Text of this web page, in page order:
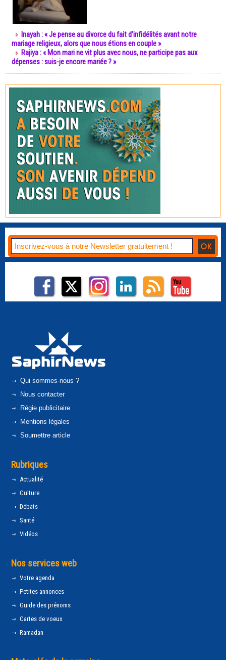
Inayah : « Je pense au divorce du fait d’infidélités avant notre
mariage religieux, alors que nous étions en couple »
Rajiya : « Mon mari ne vit plus avec nous, ne participe pas aux
dépenses : suis-je encore mariée ? »
Qui sommes-nous ?
Nous contacter
Régie publicitaire
Mentions légales
Soumettre article
Rubriques
Actualité
Culture
Débats
Santé
Vidéos
Nos services web
Votre agenda
Petites annonces
Guide des prénoms
Cartes de voeux
Ramadan